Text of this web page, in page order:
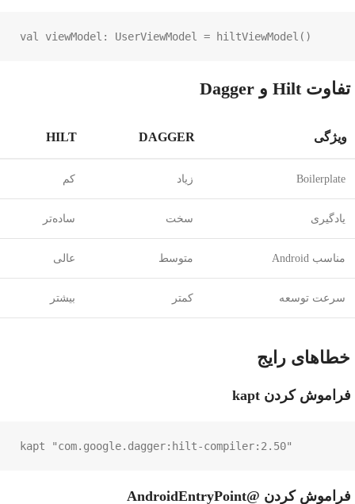
val viewModel : UserViewModel = hiltViewModel ()
تفاوت Hilt و Dagger
ویژگی DAGGER
HILT
Boilerplate زیاد کم
یادگیری سخت ساده‌تر
مناسب Android متوسط عالی
سرعت توسعه کمتر بیشتر
خطاهای رایج
فراموش کردن kapt
kapt "com.google.dagger:hilt-compiler:2.50"
فراموش کردن @AndroidEntryPoint